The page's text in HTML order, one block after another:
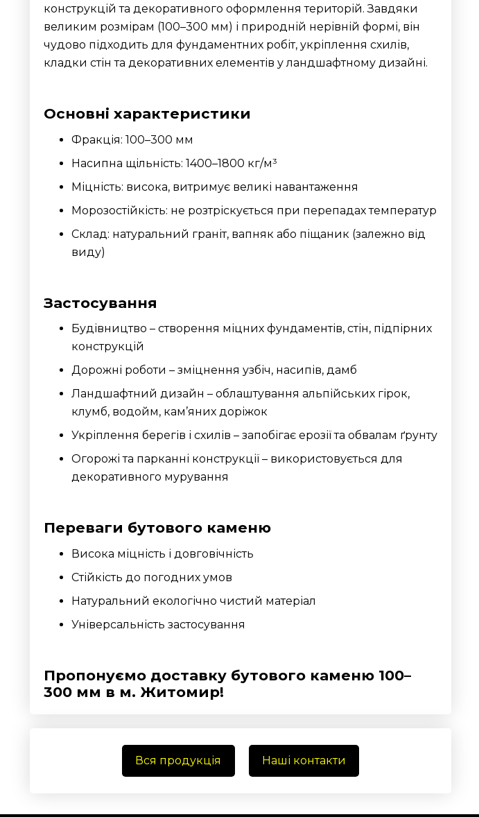
конструкцій та декоративного оформлення територій. Завдяки
великим розмірам (100–300 мм) і природній нерівній формі, він
чудово підходить для фундаментних робіт, укріплення схилів,
кладки стін та декоративних елементів у ландшафтному дизайні.
Основні характеристики
Фракція: 100–300 мм
Насипна щільність: 1400–1800 кг/м³
Міцність: висока, витримує великі навантаження
Морозостійкість: не розтріскується при перепадах температур
Склад: натуральний граніт, вапняк або піщаник (залежно від
виду)
Застосування
Будівництво – створення міцних фундаментів, стін, підпірних
конструкцій
Дорожні роботи – зміцнення узбіч, насипів, дамб
Ландшафтний дизайн – облаштування альпійських гірок,
клумб, водойм, кам’яних доріжок
Укріплення берегів і схилів – запобігає ерозії та обвалам ґрунту
Огорожі та парканні конструкції – використовується для
декоративного мурування
Переваги бутового каменю
Висока міцність і довговічність
Стійкість до погодних умов
Натуральний екологічно чистий матеріал
Універсальність застосування
Пропонуємо доставку бутового каменю 100–
300 мм в м. Житомир!
Вся продукція Наші контакти